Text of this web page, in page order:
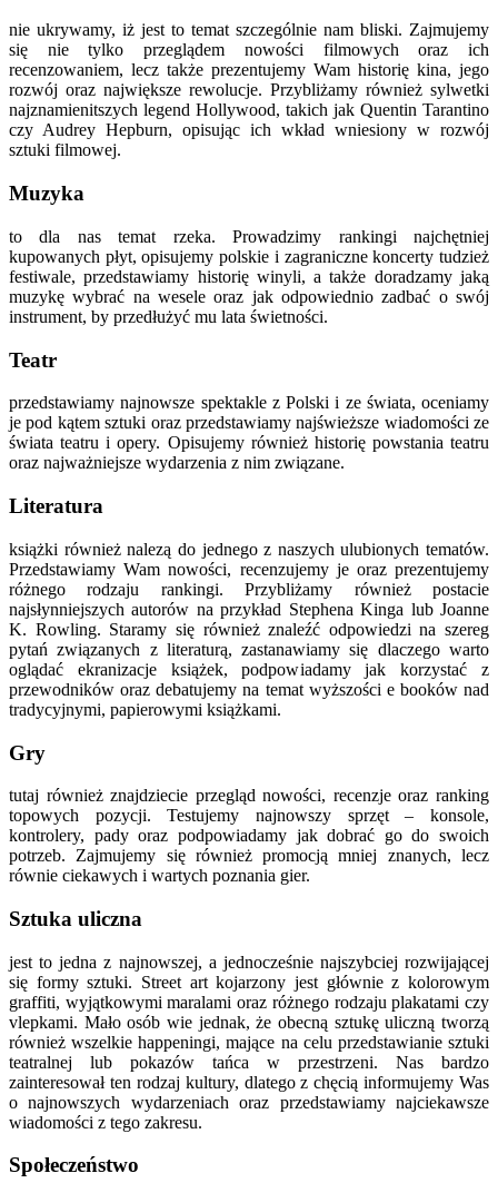
nie ukrywamy, iż jest to temat szczególnie nam bliski. Zajmujemy
się nie tylko przeglądem nowości filmowych oraz ich
recenzowaniem, lecz także prezentujemy Wam historię kina, jego
rozwój oraz największe rewolucje. Przybliżamy również sylwetki
najznamienitszych legend Hollywood, takich jak Quentin Tarantino
czy Audrey Hepburn, opisując ich wkład wniesiony w rozwój
sztuki filmowej.
Muzyka
to dla nas temat rzeka. Prowadzimy rankingi najchętniej
kupowanych płyt, opisujemy polskie i zagraniczne koncerty tudzież
festiwale, przedstawiamy historię winyli, a także doradzamy jaką
muzykę wybrać na wesele oraz jak odpowiednio zadbać o swój
instrument, by przedłużyć mu lata świetności.
Teatr
przedstawiamy najnowsze spektakle z Polski i ze świata, oceniamy
je pod kątem sztuki oraz przedstawiamy najświeższe wiadomości ze
świata teatru i opery. Opisujemy również historię powstania teatru
oraz najważniejsze wydarzenia z nim związane.
Literatura
książki również nalezą do jednego z naszych ulubionych tematów.
Przedstawiamy Wam nowości, recenzujemy je oraz prezentujemy
różnego rodzaju rankingi. Przybliżamy również postacie
najsłynniejszych autorów na przykład Stephena Kinga lub Joanne
K. Rowling. Staramy się również znaleźć odpowiedzi na szereg
pytań związanych z literaturą, zastanawiamy się dlaczego warto
oglądać ekranizacje książek, podpowiadamy jak korzystać z
przewodników oraz debatujemy na temat wyższości e booków nad
tradycyjnymi, papierowymi książkami.
Gry
tutaj również znajdziecie przegląd nowości, recenzje oraz ranking
topowych pozycji. Testujemy najnowszy sprzęt – konsole,
kontrolery, pady oraz podpowiadamy jak dobrać go do swoich
potrzeb. Zajmujemy się również promocją mniej znanych, lecz
równie ciekawych i wartych poznania gier.
Sztuka uliczna
jest to jedna z najnowszej, a jednocześnie najszybciej rozwijającej
się formy sztuki. Street art kojarzony jest głównie z kolorowym
graffiti, wyjątkowymi maralami oraz różnego rodzaju plakatami czy
vlepkami. Mało osób wie jednak, że obecną sztukę uliczną tworzą
również wszelkie happeningi, mające na celu przedstawianie sztuki
teatralnej lub pokazów tańca w przestrzeni. Nas bardzo
zainteresował ten rodzaj kultury, dlatego z chęcią informujemy Was
o najnowszych wydarzeniach oraz przedstawiamy najciekawsze
wiadomości z tego zakresu.
Społeczeństwo